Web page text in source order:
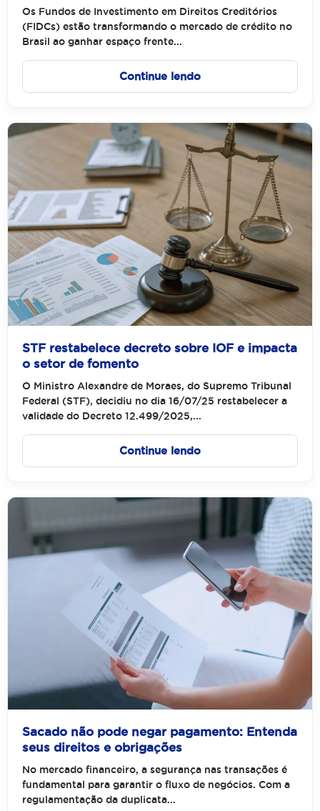
Os Fundos de Investimento em Direitos Creditórios
(FIDCs) estão transformando o mercado de crédito no
Brasil ao ganhar espaço frente...
Continue lendo
STF restabelece decreto sobre IOF e impacta
o setor de fomento
O Ministro Alexandre de Moraes, do Supremo Tribunal
Federal (STF), decidiu no dia 16/07/25 restabelecer a
validade do Decreto 12.499/2025,...
Continue lendo
Sacado não pode negar pagamento: Entenda
seus direitos e obrigações
No mercado financeiro, a segurança nas transações é
fundamental para garantir o fluxo de negócios. Com a
regulamentação da duplicata...